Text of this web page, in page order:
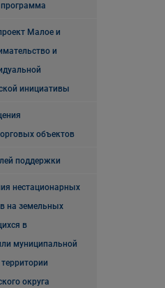
Малое и
и
инициативы
объектов
поддержки
нестационарных
на земельных
в
муниципальной
округа